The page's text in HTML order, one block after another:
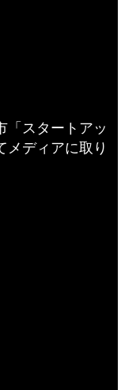
「スタートアッ
メディアに取り